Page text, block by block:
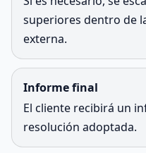
superiores dentro de
externa.
Informe final
El cliente recibirá un
resolución adoptada.